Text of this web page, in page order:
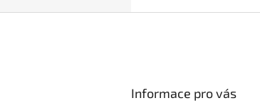
Informace pro vás